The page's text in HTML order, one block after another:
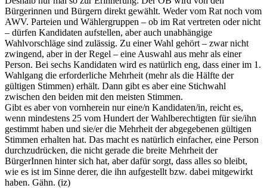
Bürgerinnen und Bürgern direkt gewählt. Weder vom Rat noch vom
AWV. Parteien und Wählergruppen – ob im Rat vertreten oder nicht
– dürfen Kandidaten aufstellen, aber auch unabhängige
Wahlvorschläge sind zulässig. Zu einer Wahl gehört – zwar nicht
zwingend, aber in der Regel – eine Auswahl aus mehr als einer
Person. Bei sechs Kandidaten wird es natürlich eng, dass einer im 1.
Wahlgang die erforderliche Mehrheit (mehr als die Hälfte der
gültigen Stimmen) erhält. Dann gibt es aber eine Stichwahl
zwischen den beiden mit den meisten Stimmen.
Gibt es aber von vornherein nur eine/n Kandidaten/in, reicht es,
wenn mindestens 25 vom Hundert der Wahlberechtigten für sie/ihn
gestimmt haben und sie/er die Mehrheit der abgegebenen gültigen
Stimmen erhalten hat. Das macht es natürlich einfacher, eine Person
durchzudrücken, die nicht gerade die breite Mehrheit der
BürgerInnen hinter sich hat, aber dafür sorgt, dass alles so bleibt,
wie es ist im Sinne derer, die ihn aufgestellt bzw. dabei mitgewirkt
haben. Gähn. (iz)